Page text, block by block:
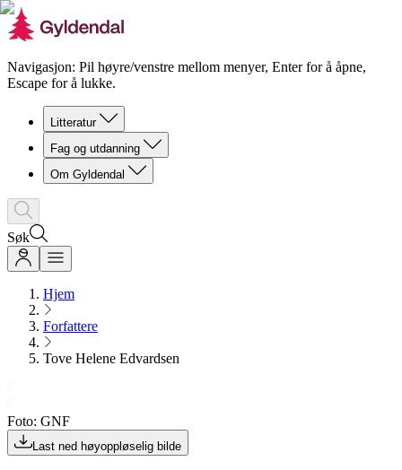
Navigasjon: Pil høyre/venstre mellom menyer, Enter for å åpne,
Escape for å lukke.
Litteratur
Fag og utdanning
Om Gyldendal
Søk
Hjem
Forfattere
Tove Helene Edvardsen
Foto: GNF
Last ned høyoppløselig bilde